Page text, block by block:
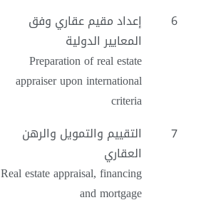
6
إعداد مقيم عقاري وفق
المعايير الدولية
Preparation of real estate
appraiser upon international
criteria
7
التقييم والتمويل والرهن
العقاري
Real estate appraisal, financing
and mortgage